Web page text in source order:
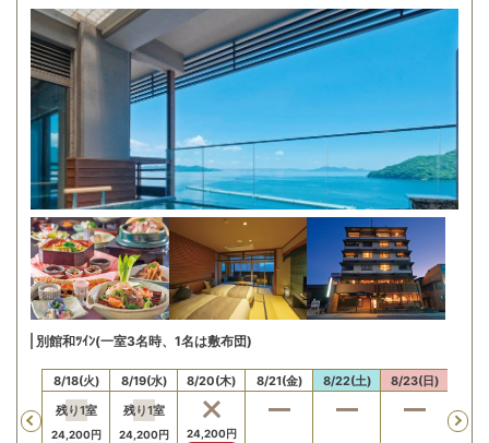
別館和ﾂｲﾝ(一室3名時、1名は敷布団)
Previous
円
8/18(火)
残り1室
24,200円
8/19(水)
残り1室
24,200円
8/20(木)
24,200円
8/21(金) 8/22(土) 8/23(日)
残り